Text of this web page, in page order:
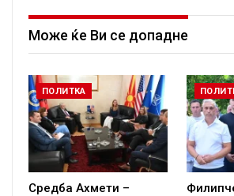
Може ќе Ви се допадне
ПОЛИТКА
Средба Ахмети –